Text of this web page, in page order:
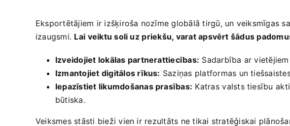
Eksportētājiem ir izšķiroša nozīme globālā tirgū, un veiksmīgas
izaugsmi. Lai ⁤veiktu soli uz⁢ priekšu, varat apsvērt šādus
Izveidojiet lokālas partnerattiecības: Sadarbība ar
Izmantojiet digitālos rīkus: ‌Saziņas platformas un
Iepazīstiet ‌likumdošanas prasības: Katras ⁢valsts tiesību⁢
būtiska.
Veiksmes stāsti bieži vien ir ‍rezultāts ne tikai​ stratēģiskai